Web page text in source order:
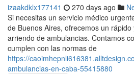
izaakdklx177141 270 days ago
Si necesitas un servicio médico
de Buenos Aires, ofrecemos un
arriendo de ambulancias. Contamos
cumplen con las normas de
https://
ambulancias-en-caba-55415880